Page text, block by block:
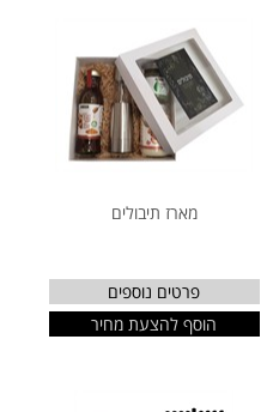
מארז תיבולים
פרטים נוספים
הוסף להצעת מחיר